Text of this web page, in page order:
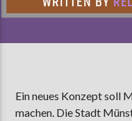
Ein neues Konzept soll
machen. Die Stadt